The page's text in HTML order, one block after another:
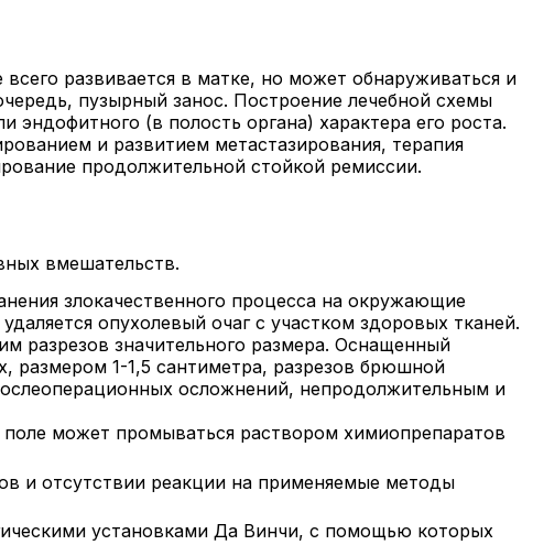
развивается в матке, но может обнаруживаться и
пузырный занос. Построение лечебной схемы
(в полость органа) характера его роста.
и развитием метастазирования, терапия
продолжительной стойкой ремиссии.
вмешательств.
злокачественного процесса на окружающие
опухолевый очаг с участком здоровых тканей.
разрезов значительного размера. Оснащенный
размером 1-1,5 сантиметра, разрезов брюшной
осложнений, непродолжительным и
может промываться раствором химиопрепаратов
и отсутствии реакции на применяемые методы
установками Да Винчи, с помощью которых